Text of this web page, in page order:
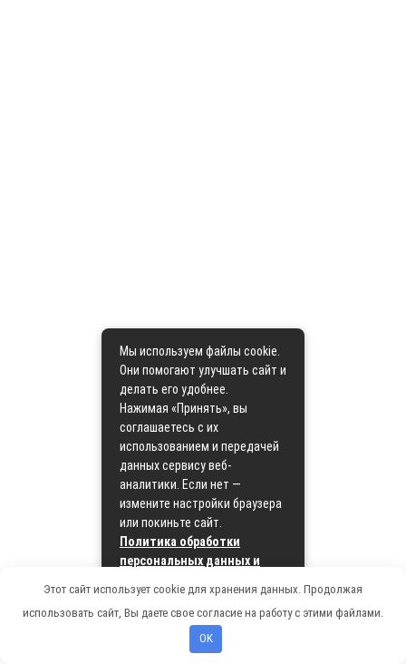
Мы используем файлы cookie.
Они помогают улучшать сайт и
делать его удобнее.
Нажимая «Принять», вы
соглашаетесь с их
использованием и передачей
данных сервису веб-
аналитики. Если нет —
измените настройки браузера
или покиньте сайт.
Политика обработки
персональных данных и
Принять
Этот сайт использует cookie для хранения данных. Продолжая
использовать сайт, Вы даете свое согласие на работу с этими файлами.
OK